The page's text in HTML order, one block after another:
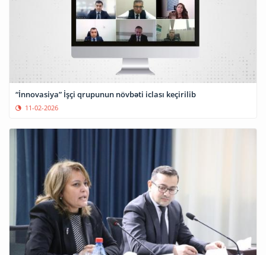
“İnnovasiya” İşçi qrupunun növbəti iclası keçirilib
11-02-2026